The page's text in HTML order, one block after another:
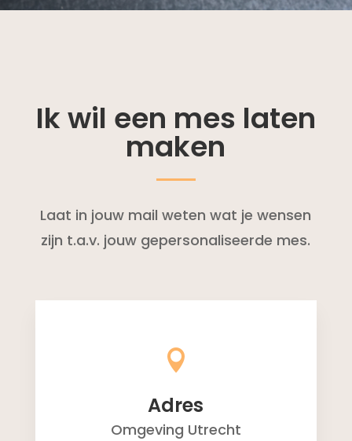
Ik wil een mes laten
maken
Laat in jouw mail weten wat je wensen
zijn t.a.v. jouw gepersonaliseerde mes.

Adres
Omgeving Utrecht